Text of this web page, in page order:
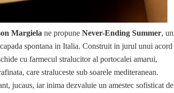
Margiela ne propune Never-Ending Summer, un
spontana in Italia. Construit in jurul unui acord
cu farmecul stralucitor al portocalei amarui,
care straluceste sub soarele mediteranean.
jucaus, iar inima dezvaluie un amestec sofisticat de